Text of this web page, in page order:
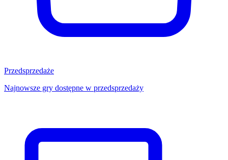
Przedsprzedaże
Najnowsze gry dostępne w przedsprzedaży